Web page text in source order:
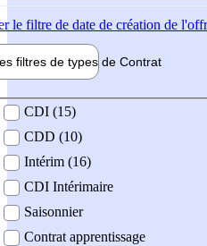
le filtre de date de création de
filtres de types de Contrat
contrat
CDI (15)
CDD (10)
Intérim (16)
CDI Intérimaire
Saisonnier
Contrat apprentissage